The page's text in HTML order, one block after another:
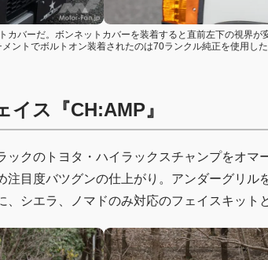
カバーだ。ボンネットカバーを装着すると直前左下の視界が
ントでボルトオン装着されたのは70ランクル純正を使用し
ス『CH:AMP』
ックのトヨタ・ハイラックスチャンプをオマ
注目度バツグンの仕上がり。アンダーグリル
シエラ、ノマドのみ対応のフェイスキット